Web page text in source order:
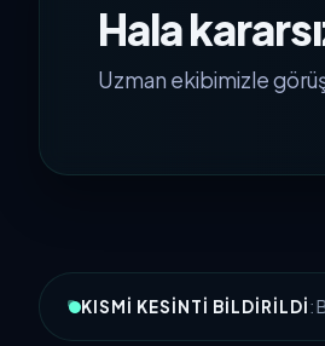
Hala
Uzman ekibimizle
KISMI KESINTI BILDIRILDI
MSC-1: